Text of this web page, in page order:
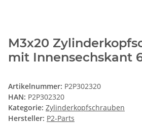
M3x20
mit Innensechskant
Artikelnummer: P2P302320
HAN: P2P302320
Kategorie: Zylinderkopfschrauben
Hersteller: P2-Parts